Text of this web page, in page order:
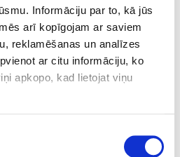
Informāciju par to, kā jūs
arī kopīgojam ar saviem
reklamēšanas un analīzes
ar citu informāciju, ko
apkopo, kad lietojat viņu
pieejama pēc pieprasījuma.
vienu kārtu.
no koksnes īpašībām. Visa
un ēvelētām/zāģētām virsmām.
0.375L, 0.75L, 2.5L